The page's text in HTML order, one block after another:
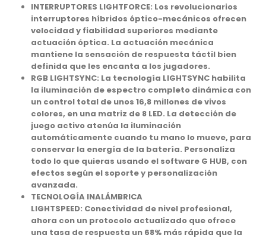
INTERRUPTORES LIGHTFORCE: Los revolucionarios
interruptores híbridos óptico-mecánicos ofrecen
velocidad y fiabilidad superiores mediante
actuación óptica. La actuación mecánica
mantiene la sensación de respuesta táctil bien
definida que les encanta a los jugadores.
RGB LIGHTSYNC: La tecnología LIGHTSYNC habilita
la iluminación de espectro completo dinámica con
un control total de unos 16,8 millones de vivos
colores, en una matriz de 8 LED. La detección de
juego activo atenúa la iluminación
automáticamente cuando tu mano lo mueve, para
conservar la energía de la batería. Personaliza
todo lo que quieras usando el software G HUB, con
efectos según el soporte y personalización
avanzada.
TECNOLOGÍA INALÁMBRICA
LIGHTSPEED: Conectividad de nivel profesional,
ahora con un protocolo actualizado que ofrece
una tasa de respuesta un 68% más rápida que la